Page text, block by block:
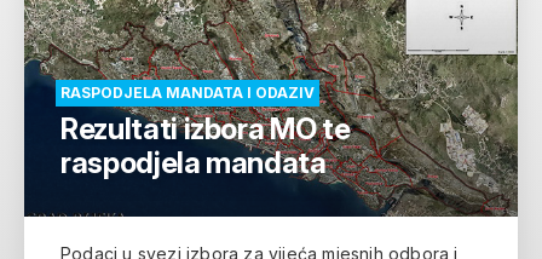
RASPODJELA MANDATA I ODAZIV
Rezultati izbora MO te
raspodjela mandata
Podaci u svezi izbora za vijeća mjesnih odbora i